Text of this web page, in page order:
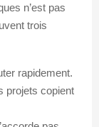
n’est pas
trois
rapidement.
projets copient